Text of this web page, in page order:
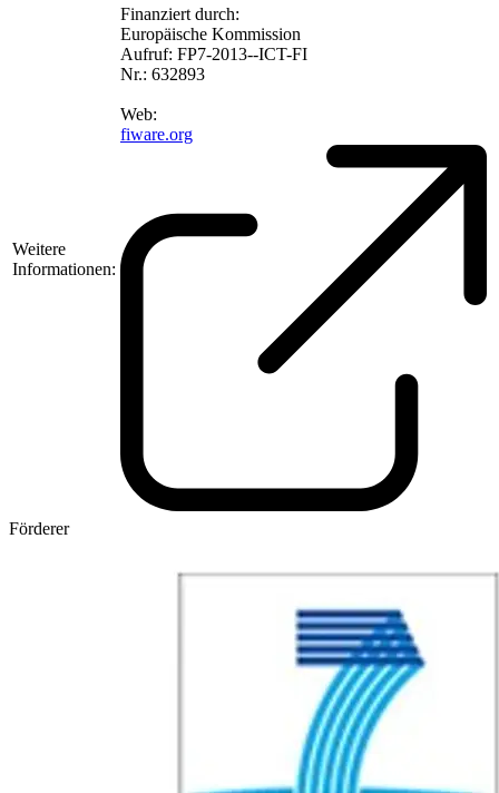
Weitere
Informationen:
Finanziert durch:
Europäische Kommission
Aufruf: FP7-2013--ICT-FI
Nr.: 632893
Web:
fiware​.org
Förderer